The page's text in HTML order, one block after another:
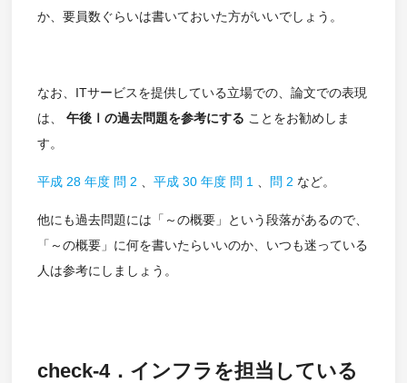
か、要員数ぐらいは書いておいた方がいいでしょう。
なお、ITサービスを提供している立場での、論文での表現
は、 午後Ⅰの過去問題を参考にする ことをお勧めしま
す。
平成 28 年度 問 2 平成 30 年度 問 1 問 2 など。
他にも過去問題には「～の概要」という段落があるので、
「～の概要」に何を書いたらいいのか、いつも迷っている
人は参考にしましょう。
check-4．インフラを担当している